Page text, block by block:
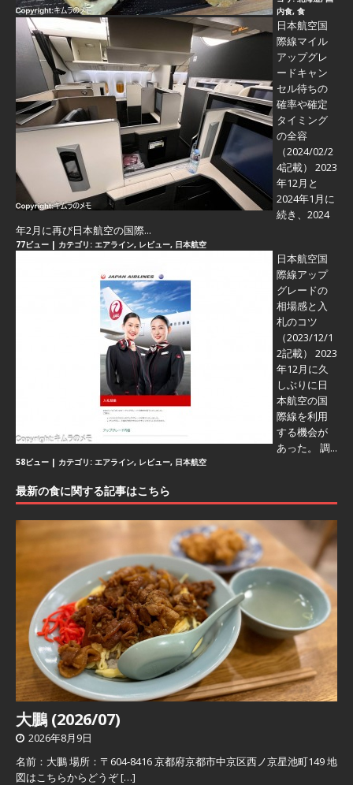
内食, 食
日本航空国
際線マイル
アップグレ
ードキャン
セル待ちの
確率や確定
タイミング
の全容
（2024/02/2
4記載） 2023
年12月と
2024年1月に
続き、2024
年2月に再び日本航空の国際...
77ビュー | カテゴリ: エアライン, レビュー, 日本航空
日本航空国
際線アップ
グレードの
相場感と入
札のコツ
（2023/12/1
2記載） 2023
年12月に久
しぶりに日
本航空の国
際線を利用
する機会が
あった。 調...
58ビュー | カテゴリ: エアライン, レビュー, 日本航空
最新の食に関する記事はこちら
大鵬 (2026/07)
2026年8月9日
名前：大鵬 場所：〒604-8416 京都府京都市中京区西ノ京星池町149 地
図はこちらからどうぞ[…]